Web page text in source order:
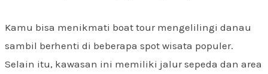
Kamu bisa menikmati boat tour mengelilingi danau
sambil berhenti di beberapa spot wisata populer.
Selain itu, kawasan ini memiliki jalur sepeda dan area